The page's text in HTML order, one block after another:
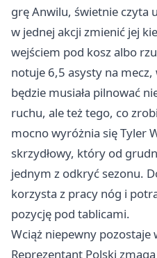
grę Anwilu, świetnie czyta
w jednej akcji zmienić jej
wejściem pod kosz albo
notuje 6,5 asysty na
będzie musiała pilnować
ruchu, ale też tego, co
mocno wyróżnia się Tyler
skrzydłowy, który od
jednym z odkryć sezonu.
korzysta z pracy nóg i
pozycję pod tablicami.
Wciąż niepewny pozostaje
Reprezentant Polski